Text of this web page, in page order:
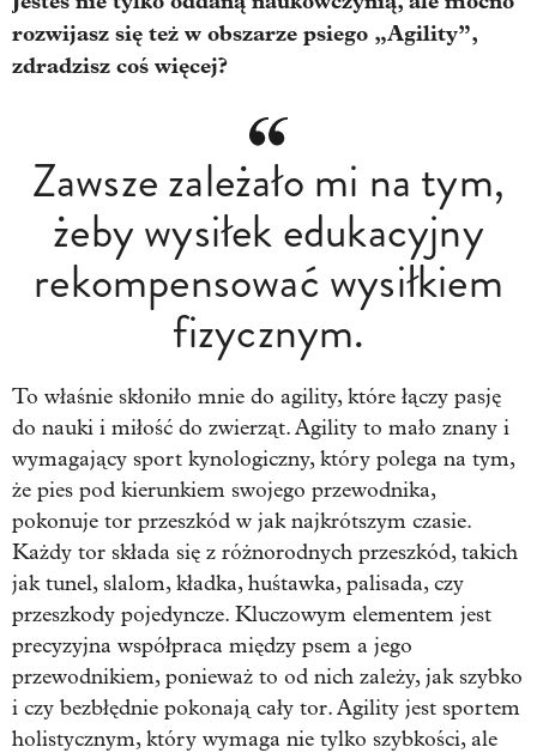
rozwijasz się też w obszarze psiego „Agility”,
zdradzisz coś więcej?
Zawsze zależało mi na tym,
żeby wysiłek edukacyjny
rekompensować wysiłkiem
fizycznym.
To właśnie skłoniło mnie do agility, które łączy pasję
do nauki i miłość do zwierząt. Agility to mało znany i
wymagający sport kynologiczny, który polega na tym,
że pies pod kierunkiem swojego przewodnika,
pokonuje tor przeszkód w jak najkrótszym czasie.
Każdy tor składa się z różnorodnych przeszkód, takich
jak tunel, slalom, kładka, huśtawka, palisada, czy
przeszkody pojedyncze. Kluczowym elementem jest
precyzyjna współpraca między psem a jego
przewodnikiem, ponieważ to od nich zależy, jak szybko
i czy bezbłędnie pokonają cały tor. Agility jest sportem
holistycznym, który wymaga nie tylko szybkości, ale